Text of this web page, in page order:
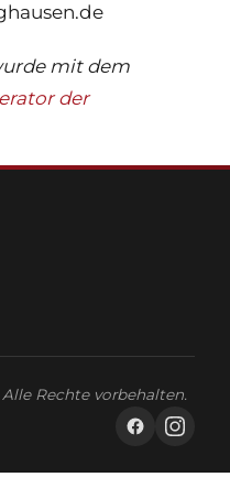
mit dem
der
Rechte vorbehalten.